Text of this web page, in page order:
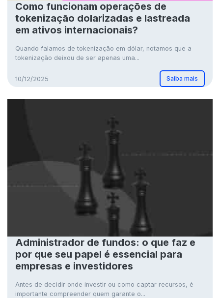
Como funcionam operações de
tokenização dolarizadas e lastreada
em ativos internacionais?
Quando falamos de tokenização em dólar, notamos que a
tokenização deixou de ser apenas uma...
10/12/2025 Saiba mais
Administrador de fundos: o que faz e
por que seu papel é essencial para
empresas e investidores
Antes de decidir onde investir ou como captar recursos, é
importante compreender quem garante o...